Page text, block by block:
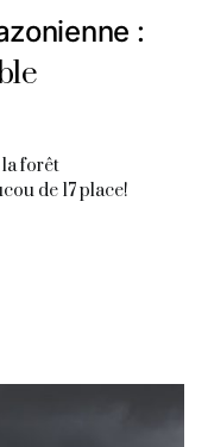
:
forêt
de 17 place!